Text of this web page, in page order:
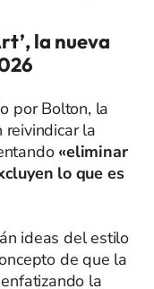
la nueva
por Bolton, la
la
«eliminar
lo que es
ideas del estilo
de que la
la